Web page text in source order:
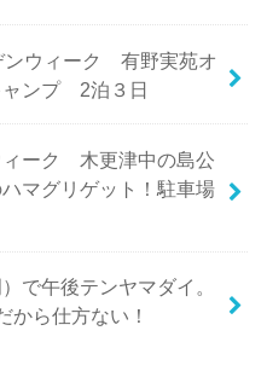
ンウィーク 有野実苑オ
ャンプ 2泊３日
ィーク 木更津中の島公
マグリゲット！駐車場
で午後テンヤマダイ。
から仕方ない！